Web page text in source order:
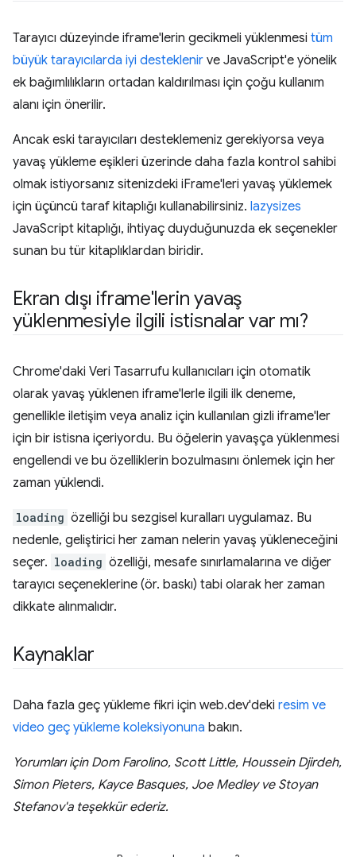
Tarayıcı düzeyinde iframe'lerin gecikmeli yüklenmesi tüm
büyük tarayıcılarda iyi desteklenir ve JavaScript'e yönelik
ek bağımlılıkların ortadan kaldırılması için çoğu kullanım
alanı için önerilir.
Ancak eski tarayıcıları desteklemeniz gerekiyorsa veya
yavaş yükleme eşikleri üzerinde daha fazla kontrol sahibi
olmak istiyorsanız sitenizdeki iFrame'leri yavaş yüklemek
için üçüncü taraf kitaplığı kullanabilirsiniz. lazysizes
JavaScript kitaplığı, ihtiyaç duyduğunuzda ek seçenekler
sunan bu tür kitaplıklardan biridir.
Ekran dışı iframe'lerin yavaş
yüklenmesiyle ilgili istisnalar var mı?
Chrome'daki Veri Tasarrufu kullanıcıları için otomatik
olarak yavaş yüklenen iframe'lerle ilgili ilk deneme,
genellikle iletişim veya analiz için kullanılan gizli iframe'ler
için bir istisna içeriyordu. Bu öğelerin yavaşça yüklenmesi
engellendi ve bu özelliklerin bozulmasını önlemek için her
zaman yüklendi.
loading özelliği bu sezgisel kuralları uygulamaz. Bu
nedenle, geliştirici her zaman nelerin yavaş yükleneceğini
seçer. loading özelliği, mesafe sınırlamalarına ve diğer
tarayıcı seçeneklerine (ör. baskı) tabi olarak her zaman
dikkate alınmalıdır.
Kaynaklar
Daha fazla geç yükleme fikri için web.dev'deki resim ve
video geç yükleme koleksiyonuna bakın.
Yorumları için Dom Farolino, Scott Little, Houssein Djirdeh,
Simon Pieters, Kayce Basques, Joe Medley ve Stoyan
Stefanov'a teşekkür ederiz.